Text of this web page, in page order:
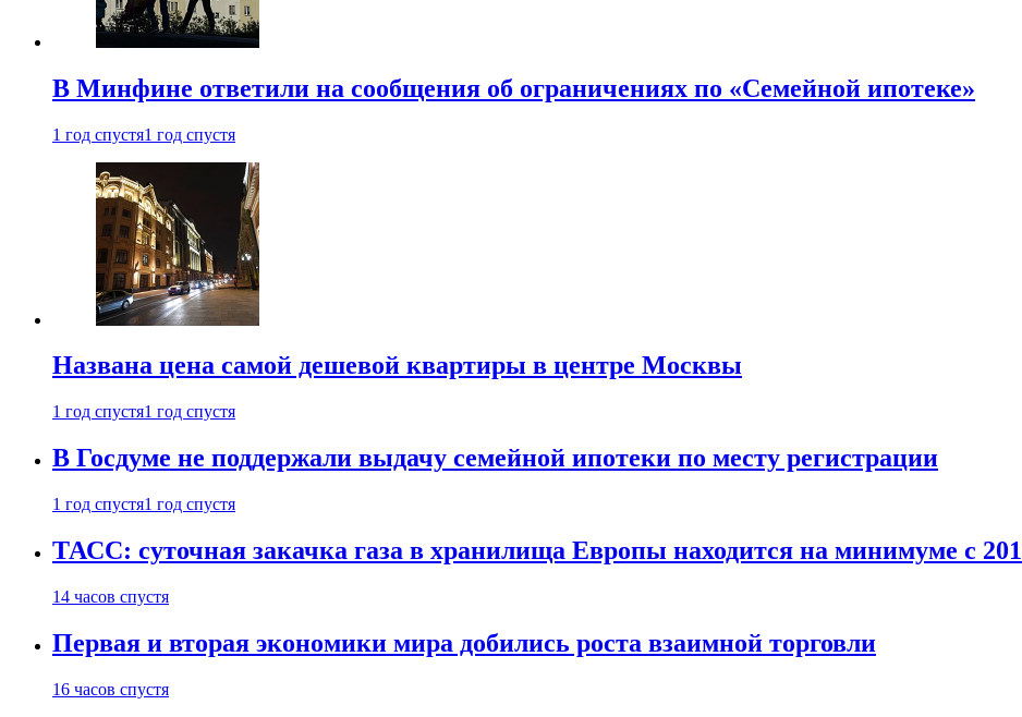
В Минфине ответили на сообщения об ограничениях по «Семейной ипотеке»
1 год спустя1 год спустя
Названа цена самой дешевой квартиры в центре Москвы
1 год спустя1 год спустя
В Госдуме не поддержали выдачу семейной ипотеки по месту регистрации
1 год спустя1 год спустя
ТАСС: суточная закачка газа в хранилища Европы находится на минимуме с
14 часов спустя
Первая и вторая экономики мира добились роста взаимной торговли
16 часов спустя